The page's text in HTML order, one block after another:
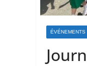
ÉVÉNEMENTS